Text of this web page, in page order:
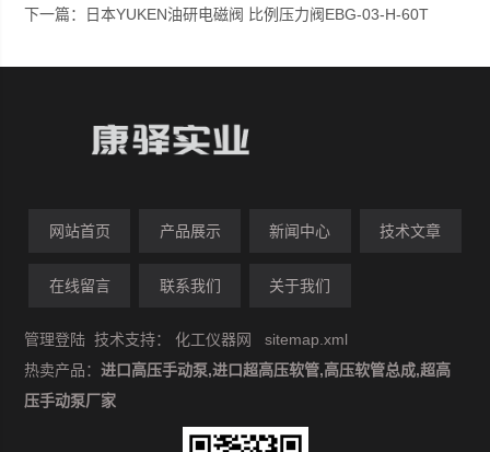
下一篇： 日本YUKEN油研电磁阀 比例压力阀EBG-03-H-60T
网站首页 产品展示 新闻中心 技术文章
在线留言 联系我们 关于我们
管理登陆 技术支持：化工仪器网
sitemap.xml
热卖产品：进口高压手动泵,进口超高压软管,高压软管总成,超高
压手动泵厂家